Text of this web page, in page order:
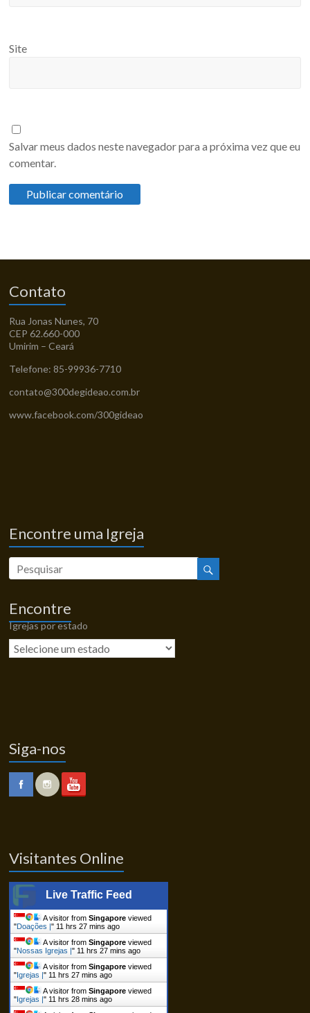
Site
Salvar meus dados neste navegador para a próxima vez que eu
comentar.
Contato
Rua Jonas Nunes, 70
CEP 62.660-000
Umirim – Ceará
Telefone: 85-99936-7710
contato@300degideao.com.br
www.facebook.com/300gideao
Encontre uma Igreja
Encontre
Igrejas por estado
Siga-nos
Visitantes Online
Live Traffic Feed
A visitor fromSingapore viewed
"Doações |" 11 hrs 27 mins ago
A visitor fromSingapore viewed
"Nossas Igrejas |" 11 hrs 27 mins ago
A visitor fromSingapore viewed
"Igrejas |" 11 hrs 27 mins ago
A visitor fromSingapore viewed
"Igrejas |" 11 hrs 28 mins ago